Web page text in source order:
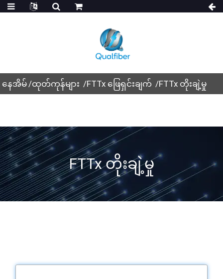
နေအိမ် ထုတ်ကုန်များ FTTx ဖြေရှင်းချက် FTTx တိုးချဲ့မှု
FTTx တိုးချဲ့မှု